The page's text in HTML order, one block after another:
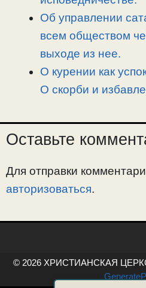
Об управлении
всем обществом
выходе из нее.
О курении как
О скорби и
Оставьте
Для отправки
авторизоваться.
© 2026 ХРИСТИАНСКАЯ